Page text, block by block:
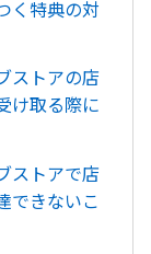
く特典の対
ストアの店
け取る際に
ストアで店
できないこ